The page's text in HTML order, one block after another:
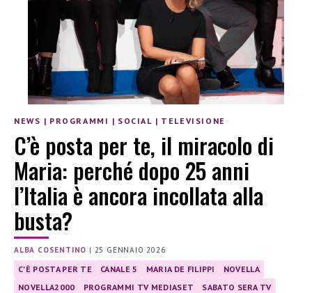
NEWS | PROGRAMMI | SOCIAL | TELEVISIONE
C’è posta per te, il miracolo di
Maria: perché dopo 25 anni
l’Italia è ancora incollata alla
busta?
ALBA COSENTINO | 25 GENNAIO 2026
C'È POSTA PER TE CANALE 5 MARIA DE FILIPPI
NOVELLA
NOVELLA2000
PROGRAMMI TV MEDIASET
SABATO SERA TV